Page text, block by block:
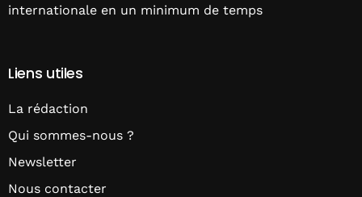
internationale en un minimum de temps
Liens utiles
La rédaction
Qui sommes-nous ?
Newsletter
Nous contacter